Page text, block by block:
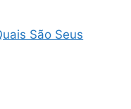
São Seus